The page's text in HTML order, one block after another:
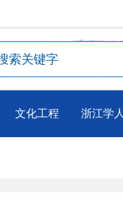
文化工程 浙江学人